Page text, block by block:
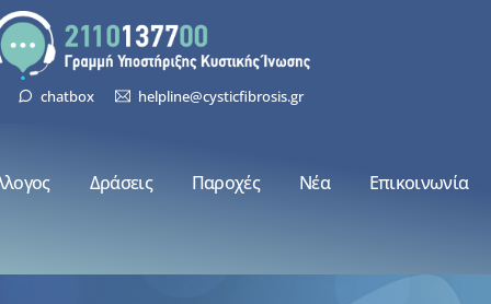
chatbox helpline@cysticfibrosis.gr
Δράσεις Παροχές Νέα Επικοινωνία